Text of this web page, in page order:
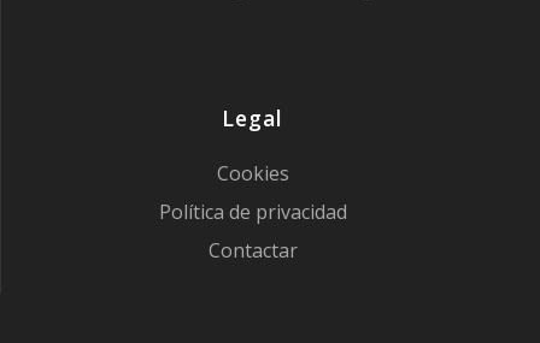
Legal
Cookies
Política de privacidad
Contactar